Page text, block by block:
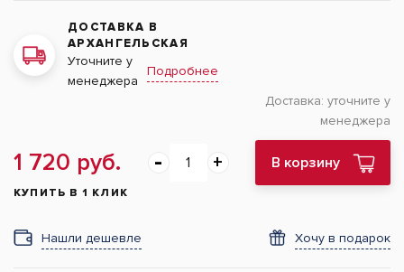
ДОСТАВКА В
АРХАНГЕЛЬСКАЯ
Уточните у
менеджера
Подробнее
Доставка: уточните у
менеджера
1 720 руб. В корзину
КУПИТЬ В 1 КЛИК
Нашли дешевле Хочу в подарок